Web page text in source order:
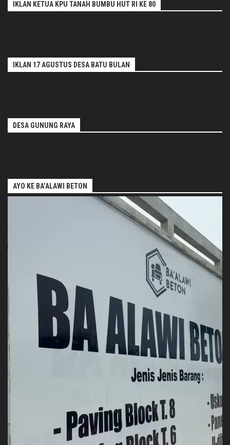
IKLAN KETUA KPU TANAH BUMBU HUT RI KE 80
IKLAN 17 AGUSTUS DESA BATU BULAN
DESA GUNUNG RAYA
AYO KE BA’ALAWI BETON